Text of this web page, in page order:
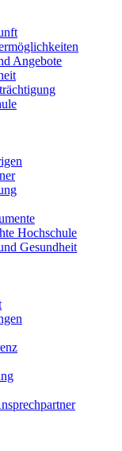
Angebote
Hochschule
Gesundheit